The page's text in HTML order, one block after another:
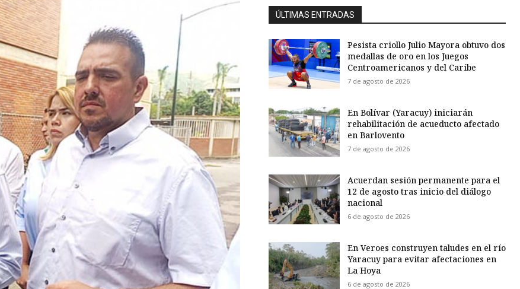
ÚLTIMAS ENTRADAS
Pesista criollo Julio Mayora obtuvo dos
medallas de oro en los Juegos
Centroamericanos y del Caribe
7 de agosto de 2026
En Bolívar (Yaracuy) iniciarán
rehabilitación de acueducto afectado
en Barlovento
7 de agosto de 2026
Acuerdan sesión permanente para el
12 de agosto tras inicio del diálogo
nacional
6 de agosto de 2026
En Veroes construyen taludes en el río
Yaracuy para evitar afectaciones en
La Hoya
6 de agosto de 2026